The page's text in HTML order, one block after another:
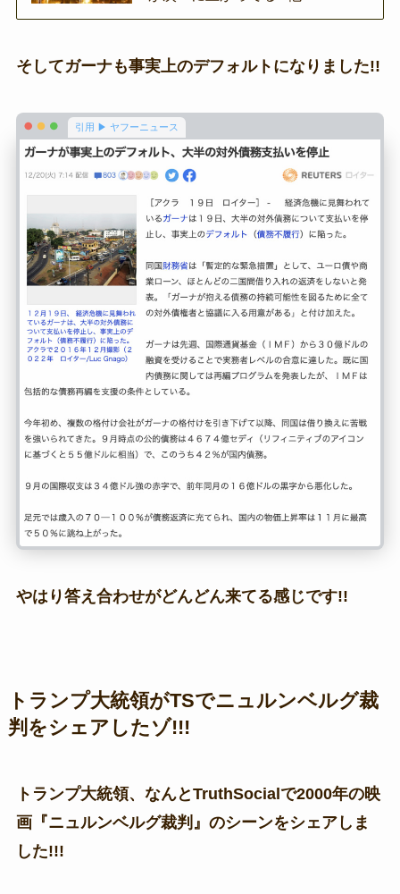
そしてガーナも事実上のデフォルトになりました!!
引用 ▶ ヤフーニュース
やはり答え合わせがどんどん来てる感じです!!
トランプ大統領がTSでニュルンベルグ裁
判をシェアしたゾ!!!
トランプ大統領、なんとTruthSocialで2000年の映
画『ニュルンベルグ裁判』のシーンをシェアしま
した!!!